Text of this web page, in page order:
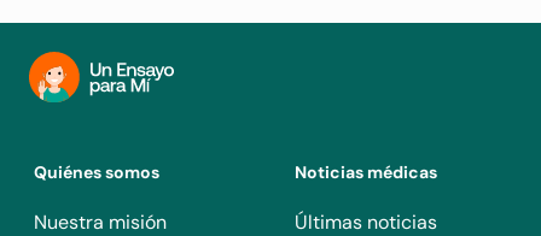
Actualmente tomando algún SGLT2i.
Uno o más episodios de hipoglucemia severa.
Quiénes somos
Nuestra misión
Noticias médicas
Últimas noticias